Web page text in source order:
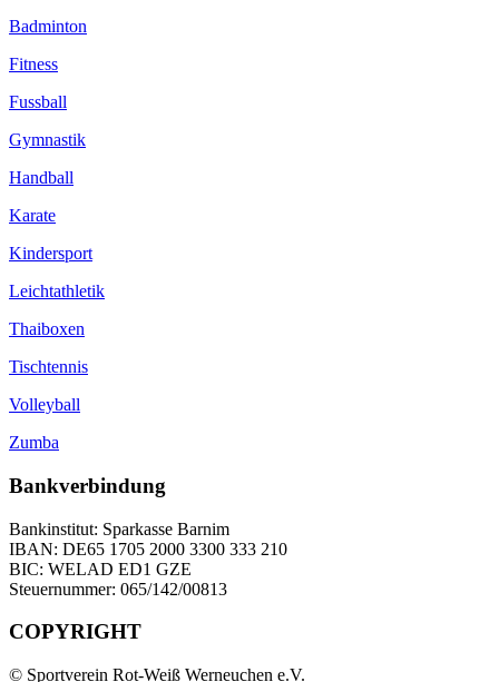
Badminton
Fitness
Fussball
Gymnastik
Handball
Karate
Kindersport
Leichtathletik
Thaiboxen
Tischtennis
Volleyball
Zumba
Bankverbindung
Bankinstitut: Sparkasse Barnim
IBAN: DE65 1705 2000 3300 333 210
BIC: WELAD ED1 GZE
Steuernummer: 065/142/00813
COPYRIGHT
© Sportverein Rot-Weiß Werneuchen e.V.